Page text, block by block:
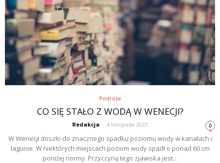
Podróże
CO SIĘ STAŁO Z WODĄ W WENECJI?
Redakcja - 4 listopada 2023 0
W Wenecji doszło do znacznego spadku poziomu wody w kanałach i
lagunie. W niektórych miejscach poziom wody spadł o ponad 60 cm
poniżej normy. Przyczyną tego zjawiska jest...